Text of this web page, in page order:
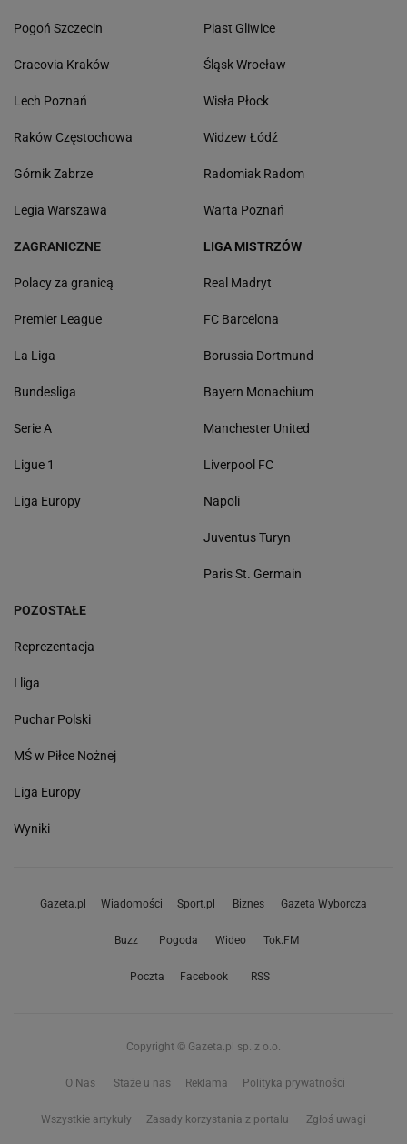
Pogoń Szczecin
Cracovia Kraków
Lech Poznań
Raków Częstochowa
Górnik Zabrze
Legia Warszawa
Piast Gliwice
Śląsk Wrocław
Wisła Płock
Widzew Łódź
Radomiak Radom
Warta Poznań
ZAGRANICZNE
Polacy za granicą
Premier League
La Liga
Bundesliga
Serie A
Ligue 1
Liga Europy
LIGA MISTRZÓW
Real Madryt
FC Barcelona
Borussia Dortmund
Bayern Monachium
Manchester United
Liverpool FC
Napoli
Juventus Turyn
Paris St. Germain
POZOSTAŁE
Reprezentacja
I liga
Puchar Polski
MŚ w Piłce Nożnej
Liga Europy
Wyniki
Gazeta.pl Wiadomości Sport.pl Biznes Gazeta Wyborcza
Buzz Pogoda Wideo Tok.FM
Poczta Facebook RSS
Copyright © Gazeta.pl sp. z o.o.
O Nas Staże u nas Reklama Polityka prywatności
Wszystkie artykuły Zasady korzystania z portalu Zgłoś uwagi